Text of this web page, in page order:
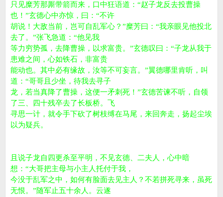
只见糜芳那厮带箭而来，口中狂语道：“赵子龙反去投曹操
也！”玄德心中亦惊，曰：“不许
胡说！大敌当前，岂可自乱军心？”糜芳曰：“我亲眼见他投北
去了。”张飞急道：“他见我
等力穷势孤，去降曹操，以求富贵。”玄德叹曰：“子龙从我于
患难之间，心如铁石，非富贵
能动也。其中必有缘故，汝等不可妄言。”翼德哪里肯听，叫
道：“哥哥且少坐，待我去寻子
龙，若当真降了曹操，这便一矛刺死！”玄德苦谏不听，自领
了三、四十残卒去了长板桥。飞
寻思一计，就令手下砍了树枝缚在马尾，来回奔走，扬起尘埃
以为疑兵。
且说子龙自四更杀至平明，不见玄德、二夫人，心中暗
想：“大哥把主母与小主人托付于我，
今没于乱军之中，如何有脸面去见主人？不若拼死寻来，虽死
无恨。”随军止五十余人。云遂